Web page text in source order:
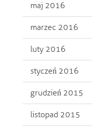
maj 2016
marzec 2016
luty 2016
styczeń 2016
grudzień 2015
listopad 2015